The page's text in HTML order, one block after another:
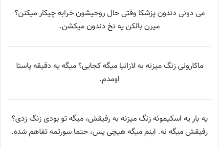
می دونی دندون پزشکا وقتی حال روحیشون خرابه چیکار میکنن؟
میرن بالکن یه نخ دندون میکشن.
ماکارونی زنگ میزنه به لازانیا میگه کجایی؟ میگه یه دقیقه پاستا
اومدم.
یه بار یه اسکیموئه زنگ میزنه به رفیقش، میگه تو بودی زنگ زدی؟
رفیقش میگه نه. اینم میگه هیچی پس، حتما سورتمه تفاهم شده.